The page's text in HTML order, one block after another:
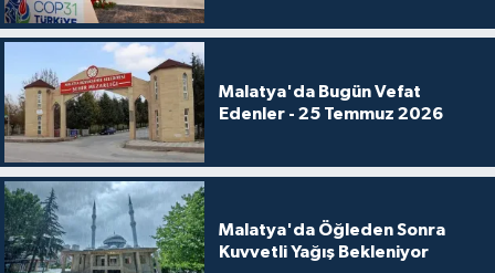
Malatya'da Bugün Vefat
Edenler - 25 Temmuz 2026
Malatya'da Öğleden Sonra
Kuvvetli Yağış Bekleniyor